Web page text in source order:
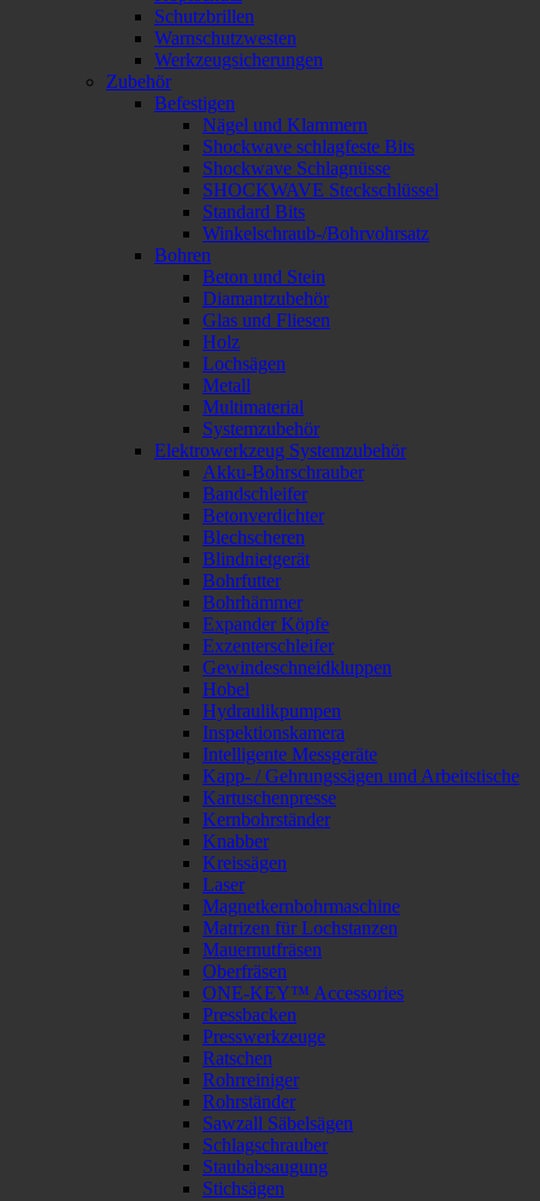
Schutzbrillen
Warnschutzwesten
Werkzeugsicherungen
Zubehör
Befestigen
Nägel und Klammern
Shockwave schlagfeste Bits
Shockwave Schlagnüsse
SHOCKWAVE Steckschlüssel
Standard Bits
Winkelschraub-/Bohrvohrsatz
Bohren
Beton und Stein
Diamantzubehör
Glas und Fliesen
Holz
Lochsägen
Metall
Multimaterial
Systemzubehör
Elektrowerkzeug Systemzubehör
Akku-Bohrschrauber
Bandschleifer
Betonverdichter
Blechscheren
Blindnietgerät
Bohrfutter
Bohrhämmer
Expander Köpfe
Exzenterschleifer
Gewindeschneidkluppen
Hobel
Hydraulikpumpen
Inspektionskamera
Intelligente Messgeräte
Kapp- / Gehrungssägen und Arbeitstische
Kartuschenpresse
Kernbohrständer
Knabber
Kreissägen
Laser
Magnetkernbohrmaschine
Matrizen für Lochstanzen
Mauernutfräsen
Oberfräsen
ONE-KEY™ Accessories
Pressbacken
Presswerkzeuge
Ratschen
Rohrreiniger
Rohrständer
Sawzall Säbelsägen
Schlagschrauber
Staubabsaugung
Stichsägen